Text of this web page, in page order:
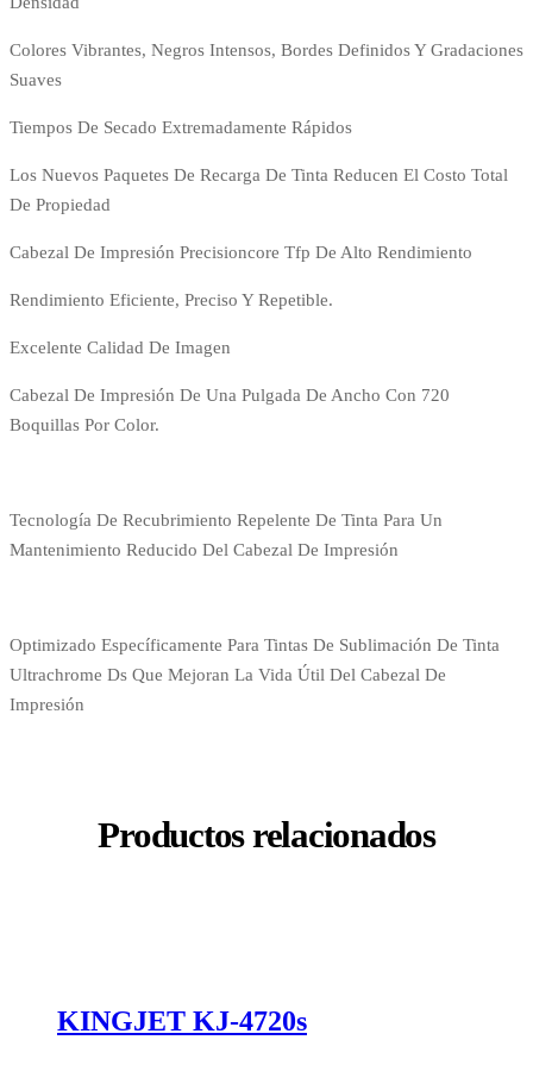
Colores Vibrantes, Negros Intensos, Bordes Definidos Y Gradaciones
Suaves
​Tiempos De Secado Extremadamente Rápidos
​Los Nuevos Paquetes De Recarga De Tinta Reducen El Costo Total
De Propiedad
​Cabezal De Impresión Precisioncore Tfp De Alto Rendimiento
​Rendimiento Eficiente, Preciso Y Repetible.
​Excelente Calidad De Imagen
Cabezal De Impresión De Una Pulgada De Ancho Con 720
Boquillas Por Color.
Tecnología De Recubrimiento Repelente De Tinta Para Un
Mantenimiento Reducido Del Cabezal De Impresión
Optimizado Específicamente Para Tintas De Sublimación De Tinta
Ultrachrome Ds Que Mejoran La Vida Útil Del Cabezal De
Impresión
Productos relacionados
KINGJET KJ-4720s